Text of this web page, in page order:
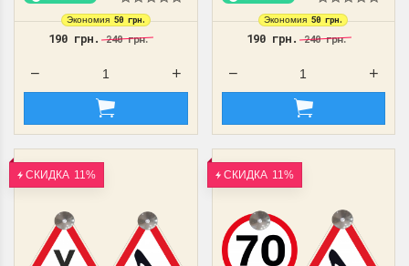
Экономия 50 грн.
190 грн.240 грн.
Экономия 50 грн.
190 грн.240 грн.
СКИДКА 11% СКИДКА 11%